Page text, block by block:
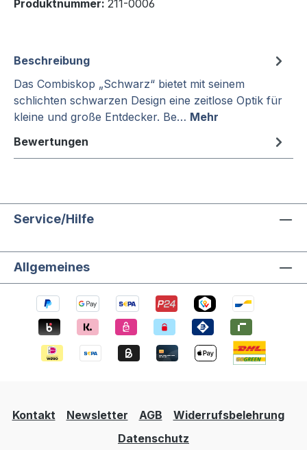
Produktnummer: 211-0006
Beschreibung
Das Combiskop „Schwarz“ bietet mit seinem
schlichten schwarzen Design eine zeitlose Optik für
kleine und große Entdecker. Be… Mehr
Bewertungen
Service/Hilfe
Allgemeines
Kontakt Newsletter AGB
Widerrufsbelehrung
Datenschutz